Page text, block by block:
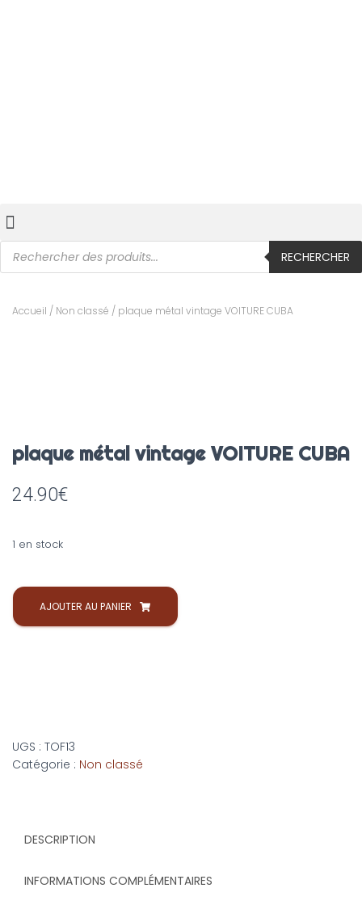
RECHERCHER
Accueil / Non classé / plaque métal vintage VOITURE CUBA
plaque métal vintage VOITURE CUBA
24.90€
1 en stock
AJOUTER AU PANIER
UGS : TOF13
Catégorie : Non classé
DESCRIPTION
INFORMATIONS COMPLÉMENTAIRES